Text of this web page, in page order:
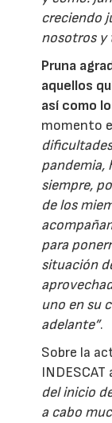
creciendo
nosotros y
Pruna
aquellos
así como
momento
pandemia,
siempre,
de los
para
situación
uno en su
adelante”.
Sobre la
del inicio
a cabo